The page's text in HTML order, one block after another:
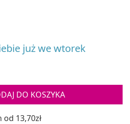
już we wtorek
DO KOSZYKA
13,70zł